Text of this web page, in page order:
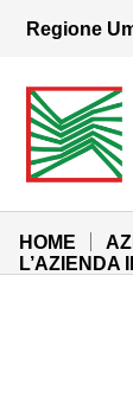
Vai al
Regione
Azienda
Sito
HOME
L’AZIENDA